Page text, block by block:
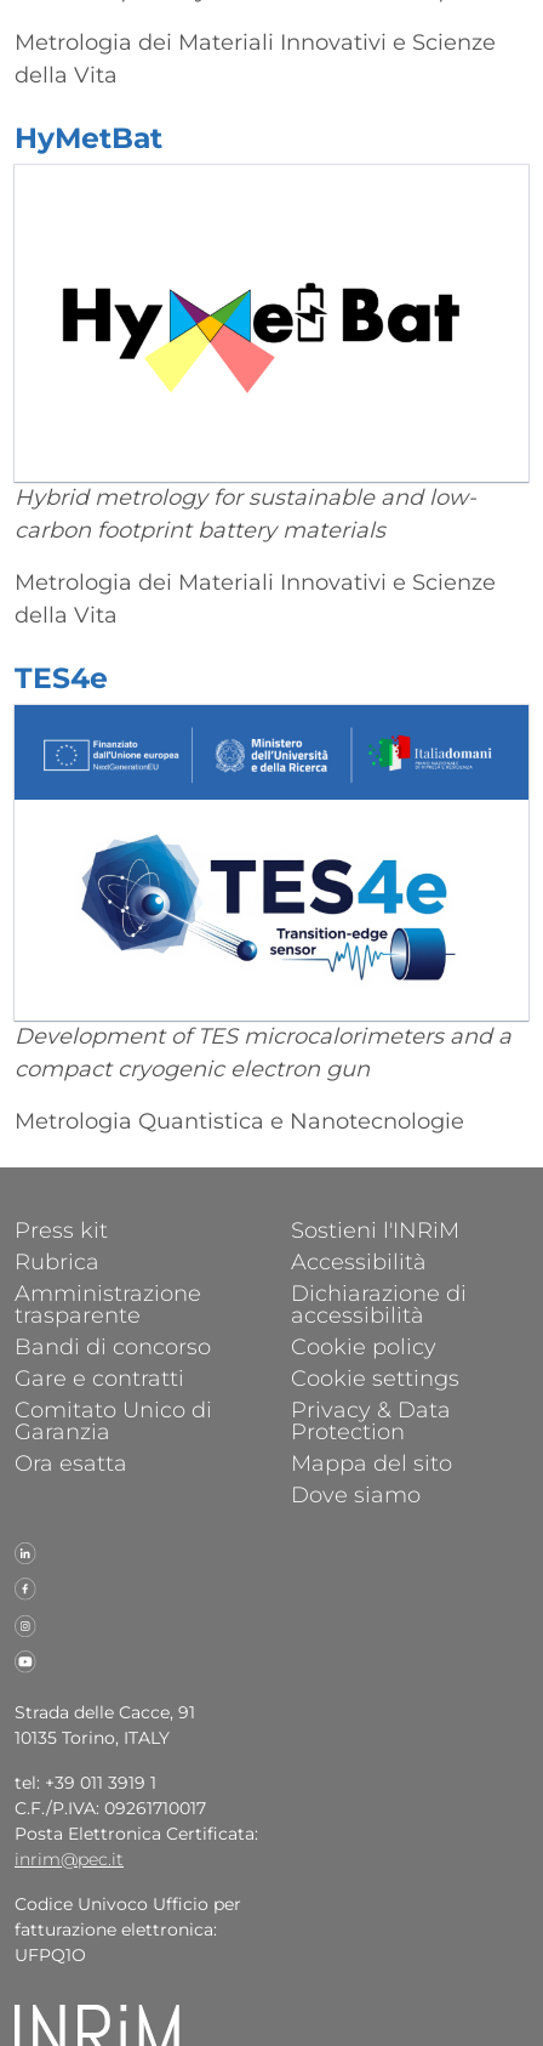
Metrologia dei Materiali Innovativi e Scienze
della Vita
HyMetBat
Hybrid metrology for sustainable and low-
carbon footprint battery materials
Metrologia dei Materiali Innovativi e Scienze
della Vita
TES4e
Development of TES microcalorimeters and a
compact cryogenic electron gun
Metrologia Quantistica e Nanotecnologie
Strada delle Cacce, 91
10135 Torino, ITALY
tel: +39 011 3919 1
C.F./P.IVA: 09261710017
Posta Elettronica Certificata:
inrim@pec.it
Codice Univoco Ufficio per
fatturazione elettronica:
UFPQ1O
FOOTER 1
Press kit
Rubrica
Amministrazione
trasparente
Bandi di concorso
Gare e contratti
Comitato Unico di
Garanzia
Ora esatta
FOOTER 2
Sostieni l'INRiM
Accessibilità
Dichiarazione di
accessibilità
Cookie policy
Cookie settings
Privacy & Data
Protection
Mappa del sito
Dove siamo